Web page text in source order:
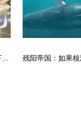
傲世神荒：我若为邪，天下独尊